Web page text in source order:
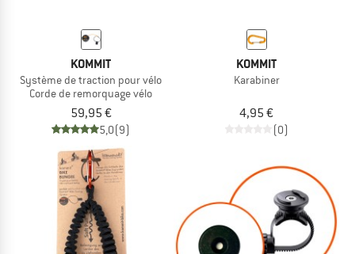
KOMMIT
Système de traction pour vélo
Corde de remorquage vélo
59,95 €
5,0(9)
KOMMIT
Karabiner
4,95 €
(0)